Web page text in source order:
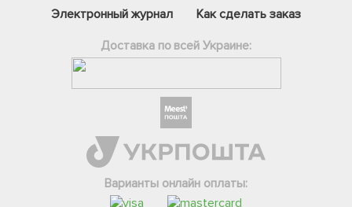
Электронный журнал
Как сделать заказ
Доставка по всей Украине:
Варианты онлайн оплаты:
Телеграм
Вайбер